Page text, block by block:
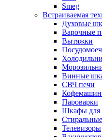
Smeg
Встраиваемая
Духовые
Варочные
Вытяжки
Винные
СВЧ печи
Пароварки
Шкафы для
Телевизоры